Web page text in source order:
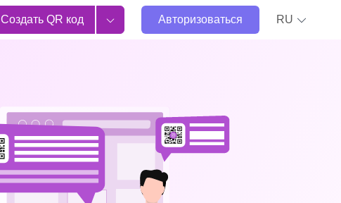
Создать QR код Авторизоваться RU